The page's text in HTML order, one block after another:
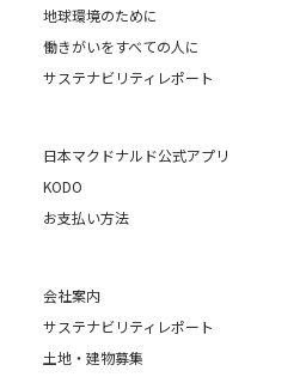
地球環境のために
働きがいをすべての人に
サステナビリティレポート
日本マクドナルド公式アプリ
KODO
お支払い方法
会社案内
サステナビリティレポート
土地・建物募集